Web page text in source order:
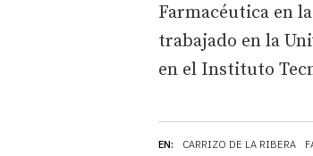
EN: CARRIZO DE LA RIBERA
Farmacéutica en
trabajado en la
en el Instituto